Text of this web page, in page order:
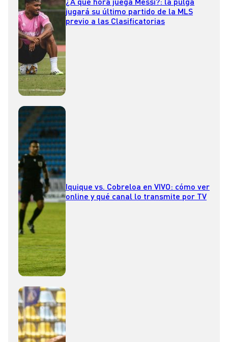
jugará su último partido de la MLS
previo a las Clasificatorias
Iquique vs. Cobreloa en VIVO: cómo ver
online y qué canal lo transmite por TV